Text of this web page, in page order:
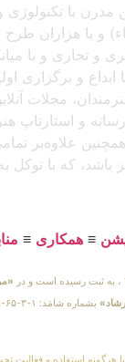
مدرن با
با هزاران طرح
که باتجربهٔ برگزاری
و برگزاری
مجلات
رسانه و
علاوه‌بر
باشد، که با
≡ همکاری ≡